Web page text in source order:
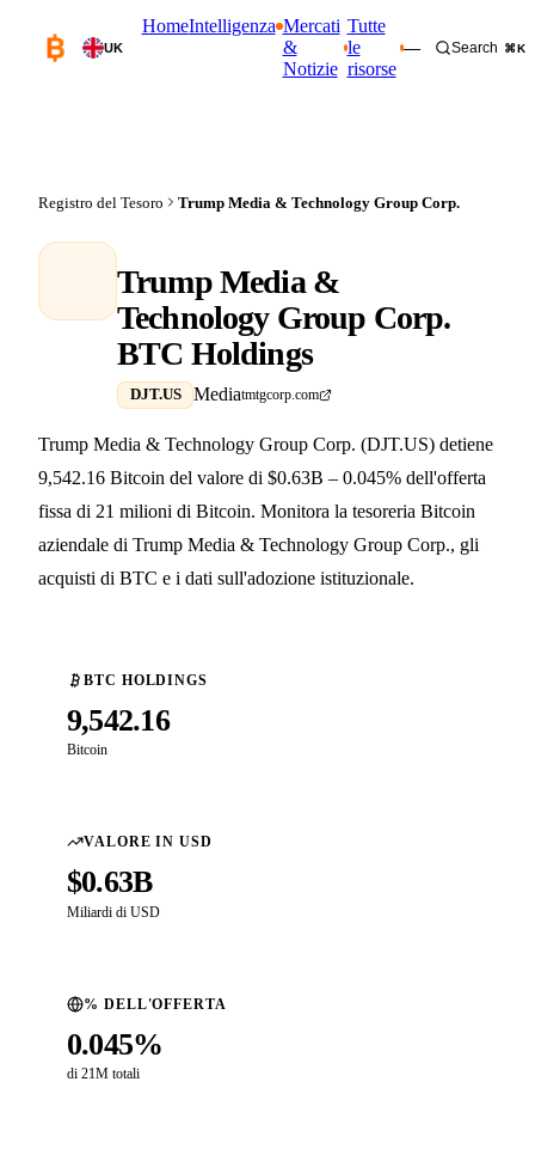
UK
HomeIntelligenza Mercati
&
Notizie
Tutte
le
risorse
— Search ⌘K
Registro del Tesoro Trump Media & Technology Group Corp.
Trump Media &
Technology Group Corp.
BTC Holdings
DJT.US Mediatmtgcorp.com
Trump Media & Technology Group Corp. (DJT.US) detiene
9,542.16 Bitcoin del valore di $0.63B – 0.045% dell'offerta
fissa di 21 milioni di Bitcoin. Monitora la tesoreria Bitcoin
aziendale di Trump Media & Technology Group Corp., gli
acquisti di BTC e i dati sull'adozione istituzionale.
BTC HOLDINGS
9,542.16
Bitcoin
VALORE IN USD
$0.63B
Miliardi di USD
% DELL'OFFERTA
0.045%
di 21M totali